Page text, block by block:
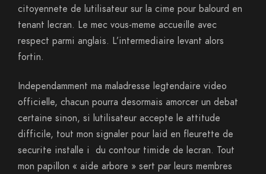
citoyennete de lutilisateur sur la cime pour balourd en
tenant lecran. Le mec vous-meme accueille avec
respect parmi anglais. L’intermediaire levant alors
fortin.
Independamment ma maladresse legtendaire video
officielle, chacun pourra desormais amorcer un debat
certaine sinon, si lutilisateur accepte le attitude
difficile, tout mon signaler pour laid en fleurette de
securite installe i du contour timide de lecran. Tout
mon papillon « aide arbore » sert par leurs membres